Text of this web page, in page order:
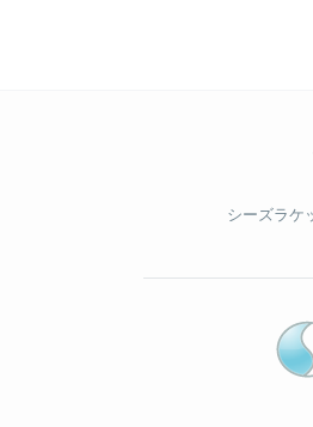
シーズラケ